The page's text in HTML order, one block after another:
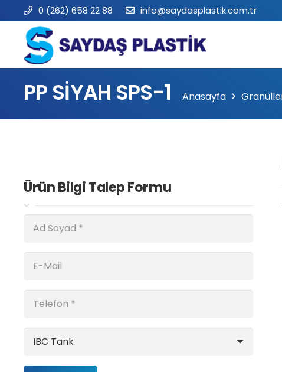
0 (262) 658 22 88 info@saydasplastik.com.tr
PP SİYAH SPS-1 Anasayfa
Ürün Bilgi Talep Formu